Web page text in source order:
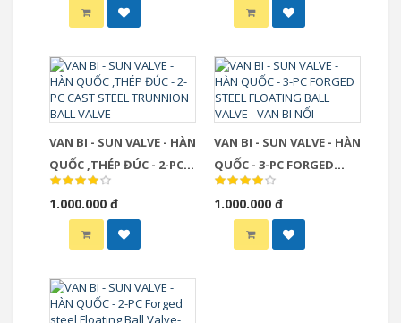
VAN BI - SUN VALVE - HÀN
QUỐC ,THÉP ĐÚC - 2-PC
CAST STEEL TRUNNION
BALL VALVE
1.000.000 đ
VAN BI - SUN VALVE - HÀN
QUỐC - 3-PC FORGED
STEEL FLOATING BALL
VALVE - VAN BI NỔI
1.000.000 đ